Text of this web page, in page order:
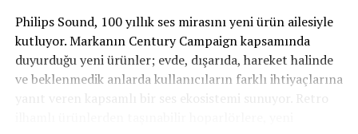
45 ms Düşük Gecikme: Mobil oyuncular için
görüntü ve ses arasındaki senkronizasyon
kusursuz hale getirilmiş.
Yapay Zeka Destekli Çeviri:
Real-time (gerçek
Philips Sound, 100 yıllık ses mirasını yeni ürün ailesiyle
kutluyor. Markanın Century Campaign kapsamında
duyurduğu yeni ürünler; evde, dışarıda, hareket halinde
ve beklenmedik anlarda kullanıcıların farklı ihtiyaçlarına
yanıt veren kapsamlı bir ses ekosistemi sunuyor. Retro